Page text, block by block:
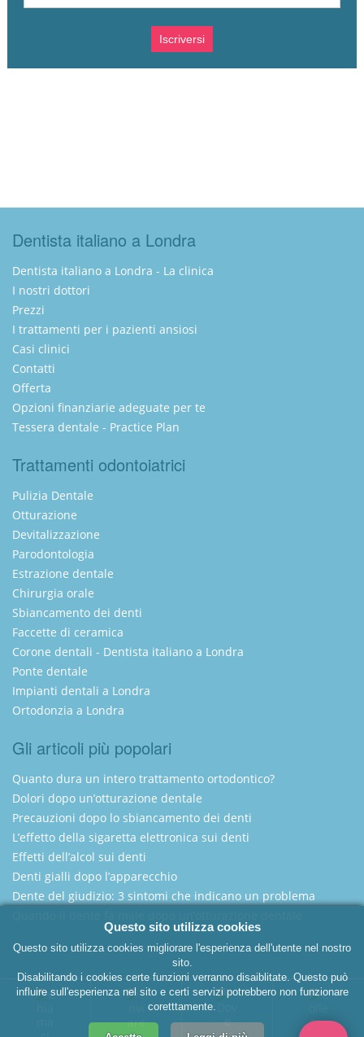
Dentista italiano a Londra
Dentista italiano a Londra - La clinica
I nostri dottori
Prezzi
I trattamenti per i pazienti ansiosi
Casi clinici
Contatti
Offerta
Opzioni finanziarie adeguate per te
Tessera dentale - Practice Plan
Trattamenti odontoiatrici
Pulizia Dentale
Otturazione
Devitalizzazione
Parodontologia
Estrazione dentale
Chirurgia orale
Sbiancamento dei denti
Faccette di ceramica
Corone dentali - Dentista italiano a Londra
Ponte dentale
Impianti dentali a Londra
Ortodonzia a Londra
Gli articoli più popolari
Quanto dura un intero trattamento ortodontico?
Dolori dopo un’otturazione dentale
Precauzioni dopo lo sbiancamento dei denti
L’effetto della sigaretta elettronica sui denti
Effetti dell’alcol sui denti
Denti gialli dopo l’apparecchio
Dente del giudizio: 3 sintomi che indicano un problema
Italian Dentist London
Copyright 2025 - Dentista Italiano a Londra
Questo sito utilizza cookies
Questo sito utilizza cookies migliorare l'esperienza dell'utente nel nostro
sito.
Disabilitando i cookies certe funzioni verranno disaiblitate. Questo può
influire sull'esperienza nel sito e certi servizi potrebbero non funzionare
coretttamente.